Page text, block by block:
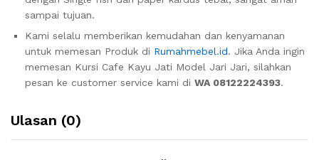
sampai tujuan.
Kami selalu memberikan kemudahan dan kenyamanan
untuk memesan Produk di Rumahmebel.id. Jika Anda ingin
memesan Kursi Cafe Kayu Jati Model Jari Jari, silahkan
pesan ke customer service kami di WA 08122224393.
Ulasan (0)